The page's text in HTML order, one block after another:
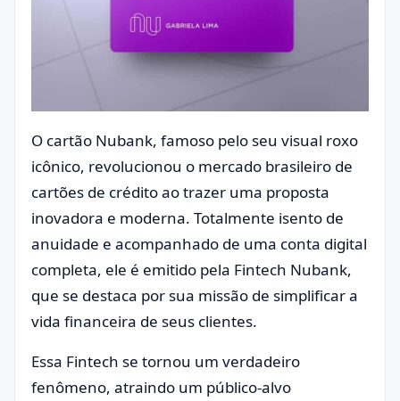
O cartão Nubank, famoso pelo seu visual roxo
icônico, revolucionou o mercado brasileiro de
cartões de crédito ao trazer uma proposta
inovadora e moderna. Totalmente isento de
anuidade e acompanhado de uma conta digital
completa, ele é emitido pela Fintech Nubank,
que se destaca por sua missão de simplificar a
vida financeira de seus clientes.
Essa Fintech se tornou um verdadeiro
fenômeno, atraindo um público-alvo